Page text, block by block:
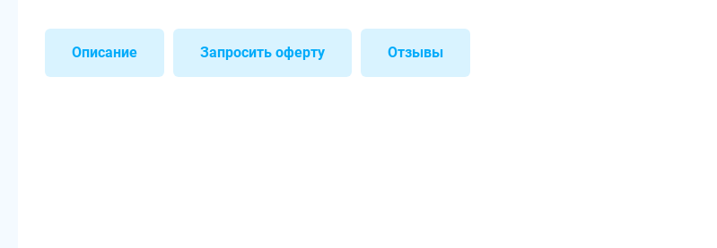
Описание Запросить оферту Отзывы